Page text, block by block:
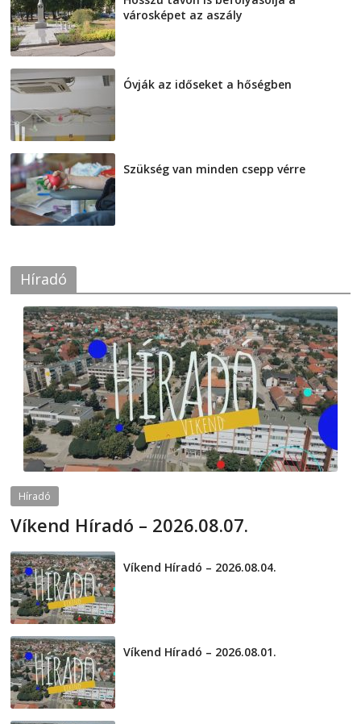
városképet az aszály
Óvják az időseket a hőségben
Szükség van minden csepp vérre
Híradó
Híradó
Víkend Híradó – 2026.08.07.
Víkend Híradó – 2026.08.04.
Víkend Híradó – 2026.08.01.